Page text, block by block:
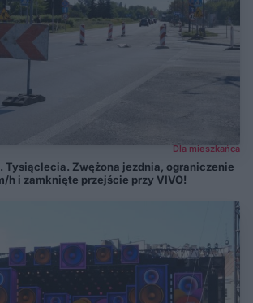
Dla mieszkańca
Tysiąclecia. Zwężona jezdnia, ograniczenie
h i zamknięte przejście przy VIVO!